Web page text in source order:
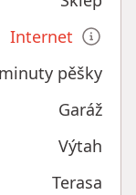
Internet
pěšky
Garáž
Výtah
Terasa